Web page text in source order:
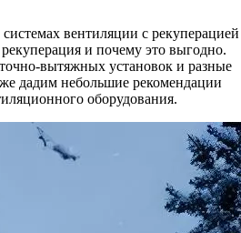
вентиляции с рекуперацией
и почему это выгодно.
вытяжных установок и разные
дадим небольшие рекомендации
оборудования.